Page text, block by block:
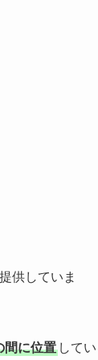
供していま
間に位置 してい